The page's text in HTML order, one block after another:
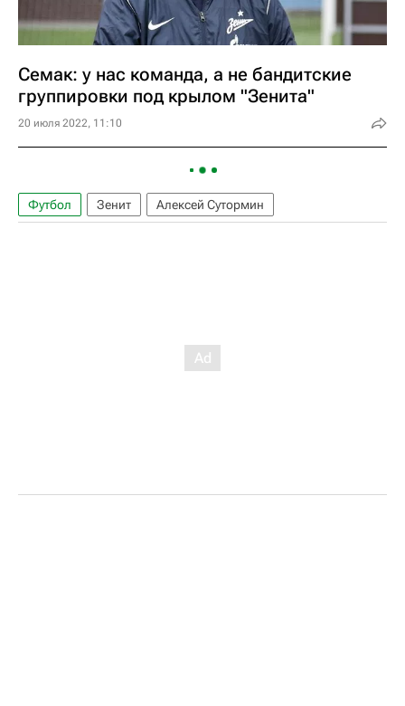
Семак: у нас команда, а не бандитские
группировки под крылом "Зенита"
20 июля 2022, 11:10
Футбол Зенит Алексей Сутормин